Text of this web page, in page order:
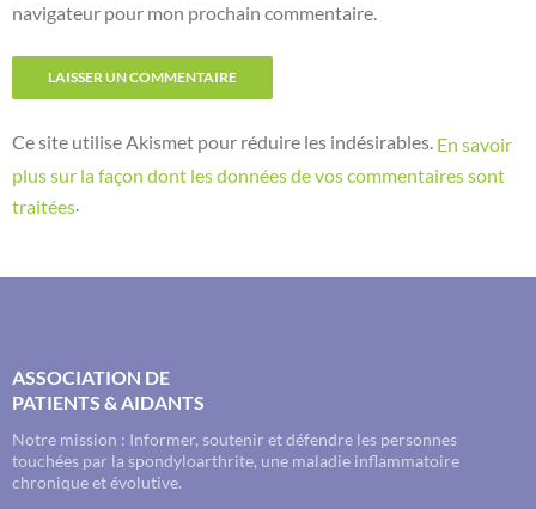
navigateur pour mon prochain commentaire.
Ce site utilise Akismet pour réduire les indésirables. En savoir
plus sur la façon dont les données de vos commentaires sont
traitées.
ASSOCIATION DE
PATIENTS & AIDANTS
Notre mission : Informer, soutenir et défendre les personnes
touchées par la spondyloarthrite, une maladie inflammatoire
chronique et évolutive.